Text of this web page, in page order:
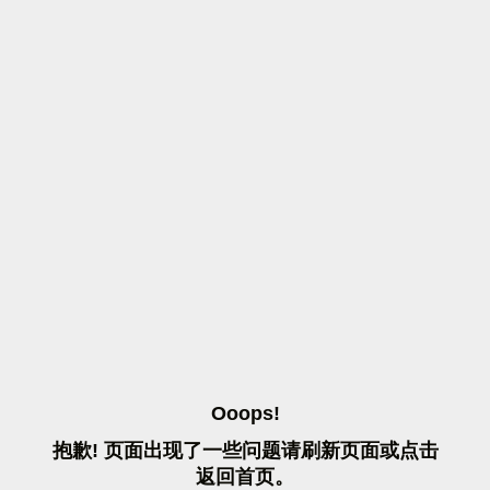
OOOPS!
抱歉! 页面出现了一些问题请刷 新页面或点击
返 回首页。